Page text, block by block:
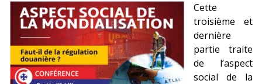
Cette
troisième et
dernière
partie traite
de l’aspect
social de la